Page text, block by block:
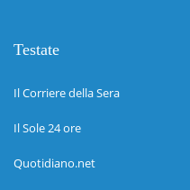
Testate
Il Corriere della Sera
Il Sole 24 ore
Quotidiano.net